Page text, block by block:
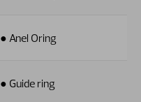
● Anel Oring
● Guide ring